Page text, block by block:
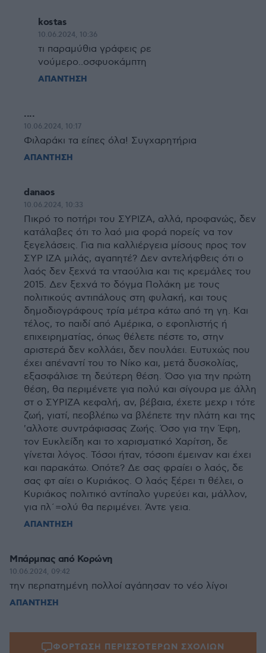
kostas
10.06.2024, 10:36
τι παραμύθια γράφεις ρε
νούμερο..οσφυοκάμπτη
ΑΠΑΝΤΗΣΗ
....
10.06.2024, 10:17
Φιλαράκι τα είπες όλα! Συγχαρητήρια
ΑΠΑΝΤΗΣΗ
danaos
10.06.2024, 10:33
Πικρό το ποτήρι του ΣΥΡΙΖΑ, αλλά, προφανώς, δεν
κατάλαβες ότι το λαό μια φορά πορείς να τον
ξεγελάσεις. Για πια καλλιέργεια μίσους προς τον
ΣΥΡ ΙΖΑ μιλάς, αγαπητέ? Δεν αντελήφθεις ότι ο
λαός δεν ξεχνά τα νταούλια και τις κρεμάλες του
2015. Δεν ξεχνά το δόγμα Πολάκη με τους
πολιτικούς αντιπάλους στη φυλακή, και τους
δημοδιογράφους τρία μέτρα κάτω από τη γη. Και
τέλος, το παιδί από Αμέρικα, ο εφοπλιστής ή
επιχειρηματίας, όπως θέλετε πέστε το, στην
αριστερά δεν κολλάει, δεν πουλάει. Ευτυχώς που
έχει απέναντί του το Νίκο και, μετά δυσκολίας,
εξασφάλισε τη δεύτερη θέση. Όσο για την πρώτη
θέση, θα περιμένετε για πολύ και σίγουρα με άλλη
στ ο ΣΥΡΙΖΑ κεφαλή, αν, βέβαια, έχετε μεχρ ι τότε
ζωή, γιατί, πεοβλέπω να βλέπετε την πλάτη και της
'αλλοτε συντράφιασας Ζωής. Όσο για την Έφη,
τον Ευκλείδη και το χαρισματικό Χαρίτση, δε
γίνεται λόγος. Τόσοι ήταν, τόσοπι έμειναν και έχει
και παρακάτω. Οπότε? Δε σας φραίει ο λαός, δε
σας φτ αίει ο Κυριάκος. Ο λαός ξέρει τι θέλει, ο
Κυριάκος πολιτικό αντίπαλο γυρεύει και, μάλλον,
για πλ΄=ολύ θα περιμένει. Άντε γεια.
ΑΠΑΝΤΗΣΗ
Μπάρμπας από Κορώνη
10.06.2024, 09:42
την περπατημένη πολλοί αγάπησαν το νέο λίγοι
ΑΠΑΝΤΗΣΗ
ΦΟΡΤΩΣΗ ΠΕΡΙΣΣΟΤΕΡΩΝ ΣΧΟΛΙΩΝ